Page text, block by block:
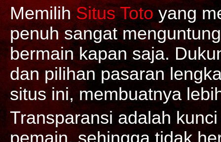
MemilihSitus Totoyang
penuh sangat
bermain kapan saja.
dan pilihan pasaran
situs ini, membuatnya
Transparansi adalah